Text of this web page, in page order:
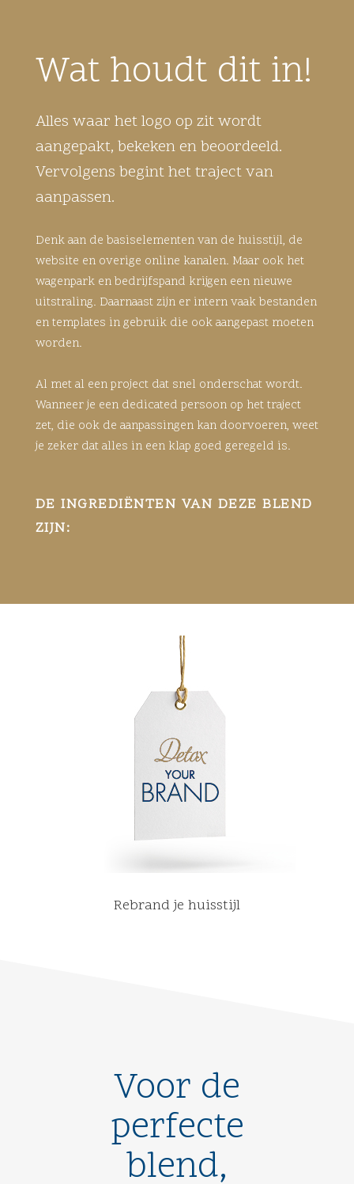
Wat houdt dit in!
Alles waar het logo op zit wordt
aangepakt, bekeken en beoordeeld.
Vervolgens begint het traject van
aanpassen.
Denk aan de basiselementen van de huisstijl, de
website en overige online kanalen. Maar ook het
wagenpark en bedrijfspand krijgen een nieuwe
uitstraling. Daarnaast zijn er intern vaak bestanden
en templates in gebruik die ook aangepast moeten
worden.
Al met al een project dat snel onderschat wordt.
Wanneer je een dedicated persoon op het traject
zet, die ook de aanpassingen kan doorvoeren, weet
je zeker dat alles in een klap goed geregeld is.
DE INGREDIËNTEN VAN DEZE BLEND
ZIJN:
Rebrand je huisstijl
Voor de
perfecte
blend,